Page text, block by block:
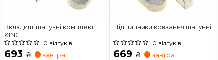
Вкладиші шатунні комплект
KING
AUDI/FORD/SEAT/SKODA/VW
1,9D/TD
0 відгуків
693 ₴ завтра
Підшипники ковзання шатунні
0 відгуків
669 ₴ завтра